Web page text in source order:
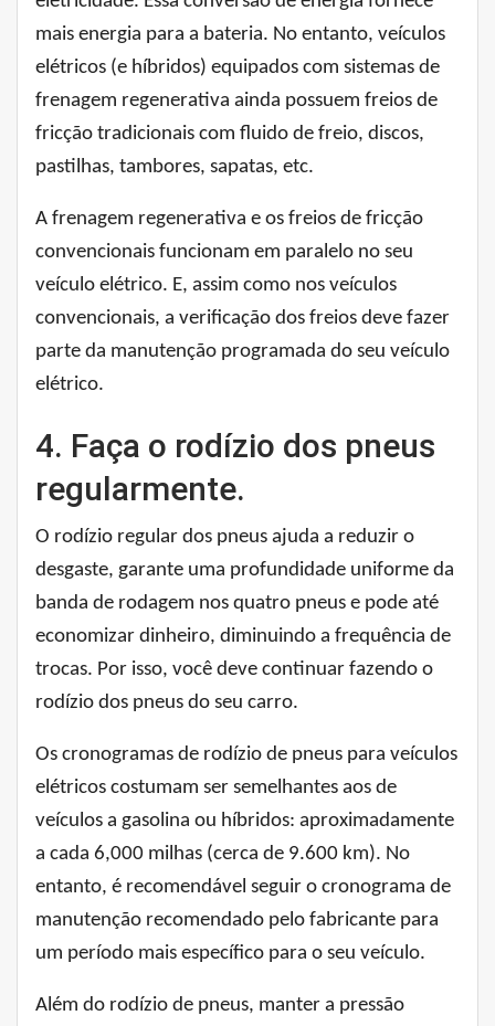
mais energia para a bateria. No entanto, veículos
elétricos (e híbridos) equipados com sistemas de
frenagem regenerativa ainda possuem freios de
fricção tradicionais com fluido de freio, discos,
pastilhas, tambores, sapatas, etc.
A frenagem regenerativa e os freios de fricção
convencionais funcionam em paralelo no seu
veículo elétrico. E, assim como nos veículos
convencionais, a verificação dos freios deve fazer
parte da manutenção programada do seu veículo
elétrico.
4. Faça o rodízio dos pneus
regularmente.
O rodízio regular dos pneus ajuda a reduzir o
desgaste, garante uma profundidade uniforme da
banda de rodagem nos quatro pneus e pode até
economizar dinheiro, diminuindo a frequência de
trocas. Por isso, você deve continuar fazendo o
rodízio dos pneus do seu carro.
Os cronogramas de rodízio de pneus para veículos
elétricos costumam ser semelhantes aos de
veículos a gasolina ou híbridos: aproximadamente
a cada 6,000 milhas (cerca de 9.600 km). No
entanto, é recomendável seguir o cronograma de
manutenção recomendado pelo fabricante para
um período mais específico para o seu veículo.
Além do rodízio de pneus, manter a pressão